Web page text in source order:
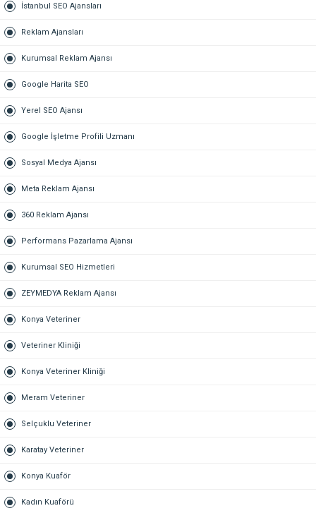
İstanbul SEO Ajansları
Reklam Ajansları
Kurumsal Reklam Ajansı
Google Harita SEO
Yerel SEO Ajansı
Google İşletme Profili Uzmanı
Sosyal Medya Ajansı
Meta Reklam Ajansı
360 Reklam Ajansı
Performans Pazarlama Ajansı
Kurumsal SEO Hizmetleri
ZEYMEDYA Reklam Ajansı
Konya Veteriner
Veteriner Kliniği
Konya Veteriner Kliniği
Meram Veteriner
Selçuklu Veteriner
Karatay Veteriner
Konya Kuaför
Kadın Kuaförü